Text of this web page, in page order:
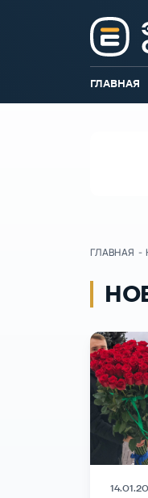
ГЛАВНАЯ
ГЛАВНАЯ -